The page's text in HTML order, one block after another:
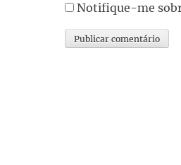
Notifique-me